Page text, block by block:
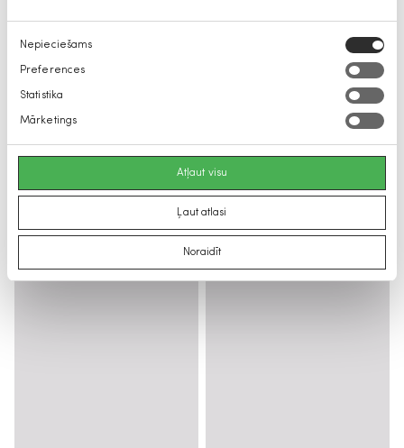
Piekrišanas
izvēle
Nepieciešams
Preferences
Statistika
Mārketings
Atļaut visu
Ļaut atlasi
Noraidīt